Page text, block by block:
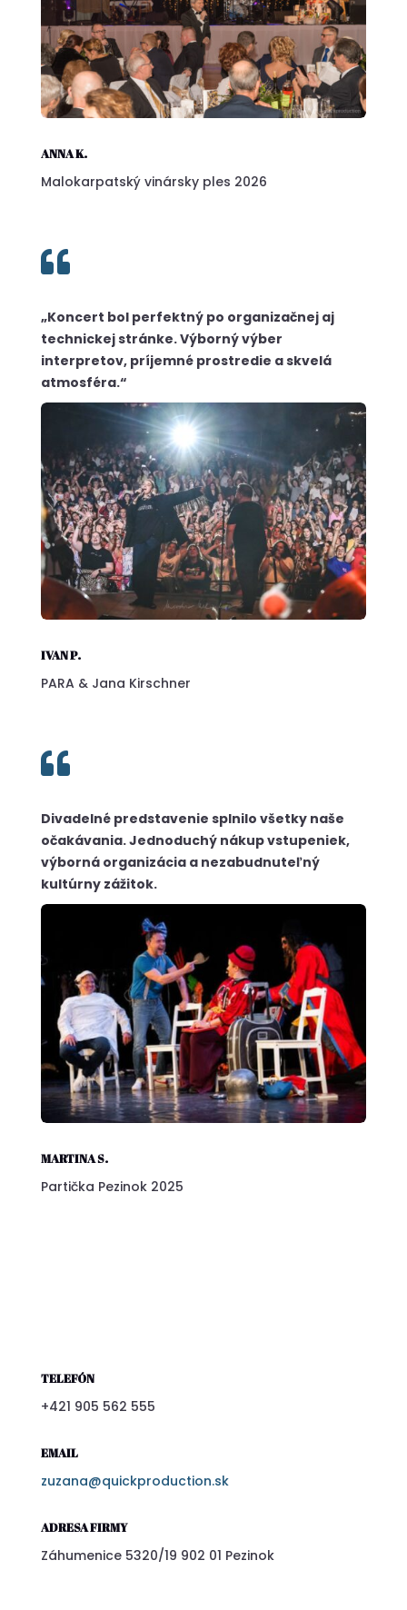
ANNA K.
Malokarpatský vinársky ples 2026

„Koncert bol perfektný po organizačnej aj
technickej stránke. Výborný výber
interpretov, príjemné prostredie a skvelá
atmosféra.“
IVAN P.
PARA & Jana Kirschner

Divadelné predstavenie splnilo všetky naše
očakávania. Jednoduchý nákup vstupeniek,
výborná organizácia a nezabudnuteľný
kultúrny zážitok.
MARTINA S.
Partička Pezinok 2025
TELEFÓN
+421 905 562 555
EMAIL
zuzana@quickproduction.sk
ADRESA FIRMY
Záhumenice 5320/19 902 01 Pezinok